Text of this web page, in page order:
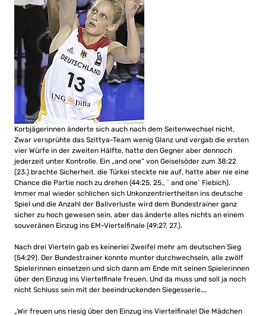
Korbjägerinnen änderte sich auch nach dem Seitenwechsel nicht.
Zwar versprühte das Szittya-Team wenig Glanz und vergab die ersten
vier Würfe in der zweiten Hälfte, hatte den Gegner aber dennoch
jederzeit unter Kontrolle. Ein „and one“ von Geiselsöder zum 38:22
(23.) brachte Sicherheit. die Türkei steckte nie auf, hatte aber nie eine
Chance die Partie noch zu drehen (44:25, 25., ´ and one´ Fiebich).
Immer mal wieder schlichen sich Unkonzentriertheiten ins deutsche
Spiel und die Anzahl der Ballverluste wird dem Bundestrainer ganz
sicher zu hoch gewesen sein, aber das änderte alles nichts an einem
souveränen Einzug ins EM-Viertelfinale (49:27, 27.).
Nach drei Vierteln gab es keinerlei Zweifel mehr am deutschen Sieg
(54:29). Der Bundestrainer konnte munter durchwechseln, alle zwölf
Spielerinnen einsetzen und sich dann am Ende mit seinen Spielerinnen
über den Einzug ins Viertelfinale freuen. Und da muss und soll ja noch
nicht Schluss sein mit der beeindruckenden Siegesserie….
„Wir freuen uns riesig über den Einzug ins Viertelfinale! Die Mädchen